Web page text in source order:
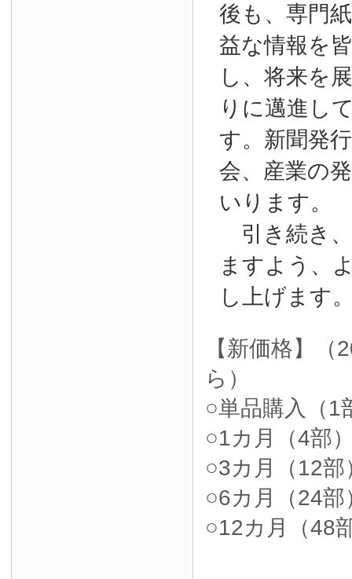
後も、専門
益な情報を
し、将来を
りに邁進し
す。新聞発
会、産業の
いります。
引き続き
ますよう、
し上げます
【新価格】
ら）
○単品購入（1
○1カ月（4部
○3カ月（12
○6カ月（24
○12カ月（48